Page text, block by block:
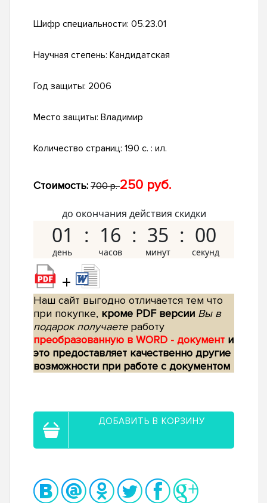
Шифр специальности: 05.23.01
Научная степень: Кандидатская
Год защиты: 2006
Место защиты: Владимир
Количество страниц: 190 с. : ил.
Стоимость: 700 р.250 руб.
до окончания действия скидки
01 16 34 59
+
Наш сайт выгодно отличается тем что
при покупке, кроме PDF версии Вы в
подарок получаетеработу
преобразованную в WORD - документ и
это предоставляет качественно другие
возможности при работе с документом
ДОБАВИТЬ В КОРЗИНУ